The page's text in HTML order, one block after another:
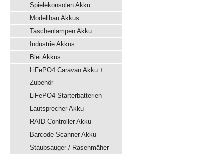
Spielekonsolen Akku
Modellbau Akkus
Taschenlampen Akku
Industrie Akkus
Blei Akkus
LiFePO4 Caravan Akku +
Zubehör
LiFePO4 Starterbatterien
Lautsprecher Akku
RAID Controller Akku
Barcode-Scanner Akku
Staubsauger / Rasenmäher